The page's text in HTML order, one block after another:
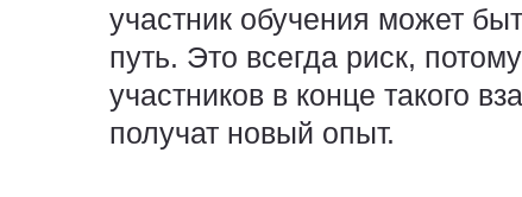
участник обучения может
путь. Это всегда риск,
участников в конце такого
получат новый опыт.